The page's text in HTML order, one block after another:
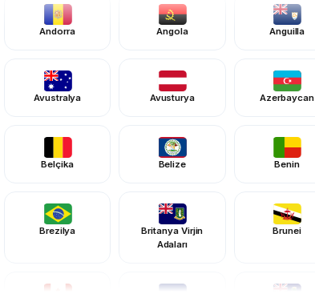
Andorra Angola Anguilla
Avustralya Avusturya Azerbaycan
Belçika Belize Benin
Brezilya
Britanya Virjin
Adaları
Brunei